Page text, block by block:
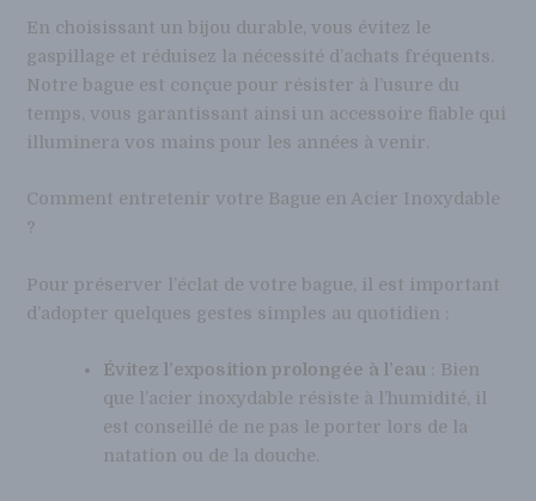
En choisissant un bijou durable, vous évitez le
gaspillage et réduisez la nécessité d’achats fréquents.
Notre bague est conçue pour résister à l’usure du
temps, vous garantissant ainsi un accessoire fiable qui
illuminera vos mains pour les années à venir.
Comment entretenir votre Bague en Acier Inoxydable
?
Pour préserver l’éclat de votre bague, il est important
d’adopter quelques gestes simples au quotidien :
Évitez l’exposition prolongée à l’eau : Bien
que l’acier inoxydable résiste à l’humidité, il
est conseillé de ne pas le porter lors de la
natation ou de la douche.